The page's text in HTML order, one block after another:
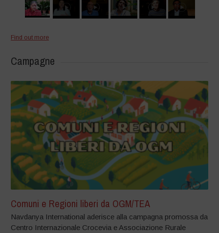
Find out more
Campagne
Comuni e Regioni liberi da OGM/TEA
Navdanya International aderisce alla campagna promossa da
Centro Internazionale Crocevia e Associazione Rurale